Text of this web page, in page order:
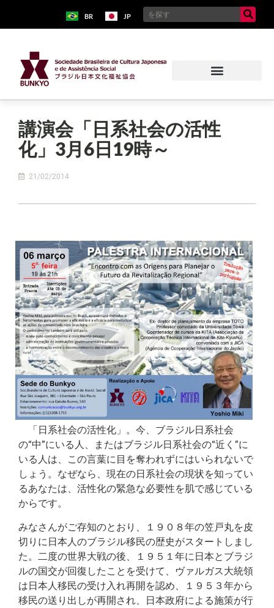
BR JP
講演会「日系社会の活性
化」3月6日19時～
21/02/2014
「日系社会の活性化」。今、ブラジル日系社会
の“中”にいる人、またはブラジル日系社会の“近く”に
いる人は、この言葉に目を奪われずにはいられないで
しょう。なぜなら、現在の日系社会の現状を知ってい
るあなたは、活性化の緊急な必要性を肌で感じている
からです。
みなさんがご存知のとおり、１９０８年の笠戸丸を皮
切りに日本人のブラジル移民の歴史がスタートしまし
た。二度の世界大戦の後、１９５１年に日本とブラジ
ルの国交が回復したことを受けて、ヴァルガス大統領
は日本人移民の受け入れ再開を認め、１９５３年から
移民の送り出しが再開され、日本政府による施策が行